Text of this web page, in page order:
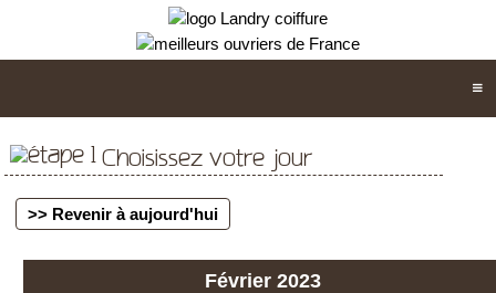
Choisissez votre jour
>> Revenir à aujourd'hui
Février 2023